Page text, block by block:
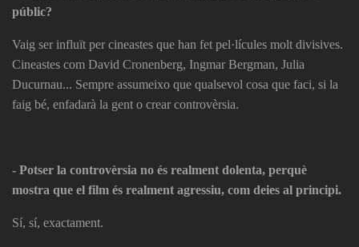
públic?
Vaig ser influït per cineastes que han fet pel·lícules molt divisives.
Cineastes com David Cronenberg, Ingmar Bergman, Julia
Ducurnau... Sempre assumeixo que qualsevol cosa que faci, si la
faig bé, enfadarà la gent o crear controvèrsia.
- Potser la controvèrsia no és realment dolenta, perquè
mostra que el film és realment agressiu, com deies al principi.
Sí, sí, exactament.